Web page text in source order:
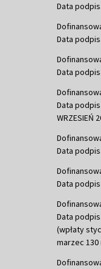
Data
Data
Data
Data
WRZESIEŃ
Data
Data
Data
(wpłaty
marzec 130